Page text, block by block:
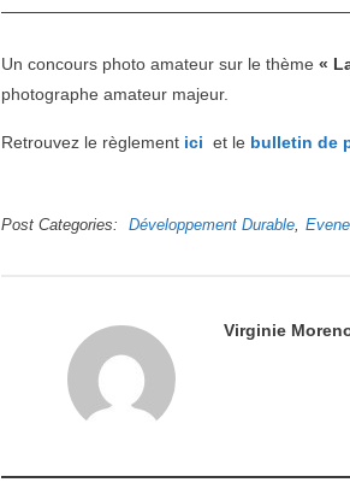
Un concours photo amateur sur le thème«
photographe amateur majeur.
Retrouvez le règlement ici et le bulletin de
Post Categories Développement Durable
Virginie